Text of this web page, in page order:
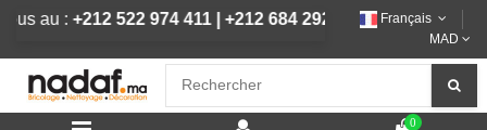
nous au :+212 522 974 411 |+212 684 292 444Français
MAD
0